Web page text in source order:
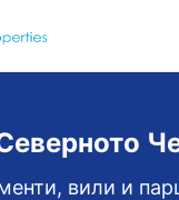
вили и